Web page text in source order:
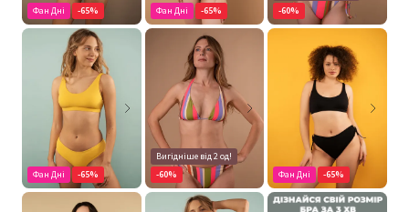
Фан Дні -65% Фан Дні -65%
-60%
Фан Дні -65%
Вигідніше від 2 од!
-60%
Фан Дні -65%